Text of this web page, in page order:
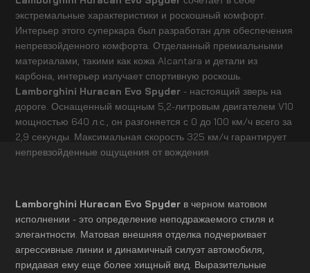
экстремальные характеристики и роскошный комфорт.
Интерьер этого суперкара был разработан для обеспечения
непревзойденного комфорта. Отделанный премиальными
материалами, такими как кожа Alcantara и детали из
карбона, интерьер излучает спортивную роскошь.
Lamborghini Huracan Evo Spyder - настоящий зверь на
дороге. Оснащенный мощным 5,2-литровым двигателем V10
мощностью 640 л.с., он разгоняется с 0 до 100 км/ч всего за
2,9 секунды. Максимальная скорость 325 км/ч гарантирует
непревзойденные ощущения от вождения.
Lamborghini Huracan Evo Spyder в черном матовом
исполнении - это определение неподражаемого стиля и
элегантности. Матовая внешняя отделка подчеркивает
агрессивные линии и динамичный силуэт автомобиля,
придавая ему еще более хищный вид. Выразительные